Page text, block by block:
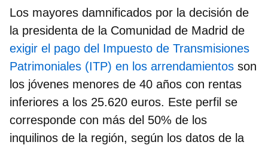
Los mayores damnificados por la decisión de
la presidenta de la Comunidad de Madrid de
exigir el pago del Impuesto de Transmisiones
Patrimoniales (ITP) en los arrendamientos son
los jóvenes menores de 40 años con rentas
inferiores a los 25.620 euros. Este perfil se
corresponde con más del 50% de los
inquilinos de la región, según los datos de la